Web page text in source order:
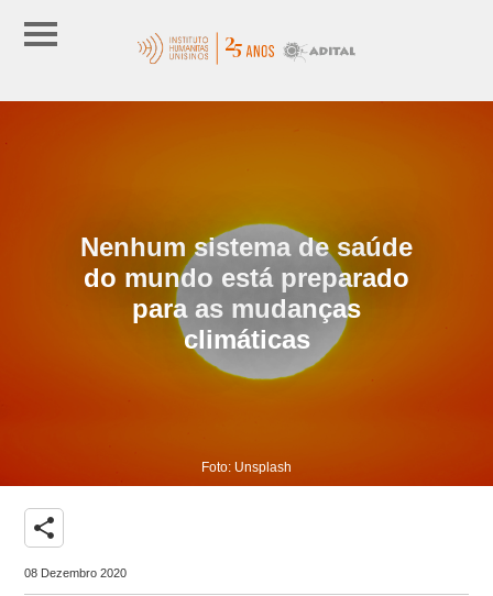
Nenhum sistema de saúde
do mundo está preparado
para as mudanças
climáticas
Foto: Unsplash
share
08 Dezembro 2020